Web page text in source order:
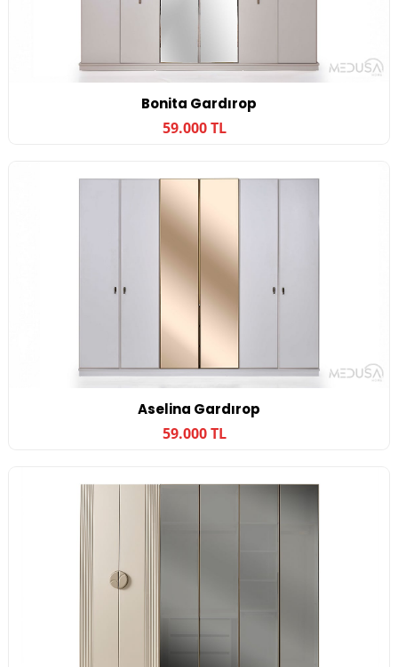
Bonita Gardırop
59.000 TL
Aselina Gardırop
59.000 TL